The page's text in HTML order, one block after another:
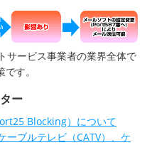
サービス事業者の業界全体で
す。
ー
Blocking）について
ーブルテレビ（CATV）、ケ